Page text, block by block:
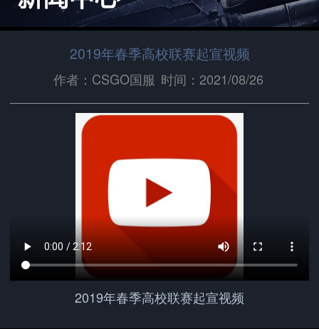
2019年春季高校联赛起宣视频
作者：CSGO国服 时间：2021/08/26
2019年春季高校联赛起宣视频